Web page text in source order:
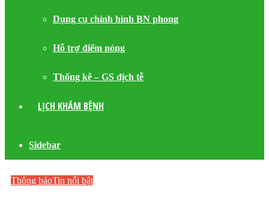
Dụng cụ chỉnh hình BN phong
Hỗ trợ điểm nóng
Thống kê – GS dịch tễ
LỊCH KHÁM BỆNH
Sidebar
Thông báoTin nổi bật